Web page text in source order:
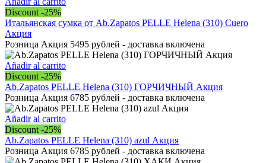
Discount -25%
Итальянская сумка от Ab.Zapatos PELLE Helena (310) Cuero
Акция
Розница Акция 5495 рублей - доставка включена
Añadir al carrito
Discount -25%
Ab.Zapatos PELLE Helena (310) ГОРЧИЧНЫЙ Акция
Розница Акция 6785 рублей - доставка включена
Añadir al carrito
Discount -25%
Ab.Zapatos PELLE Helena (310) azul Акция
Розница Акция 6785 рублей - доставка включена